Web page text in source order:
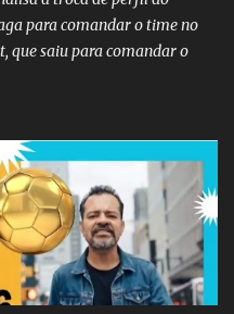
para comandar o time no
que saiu para comandar o